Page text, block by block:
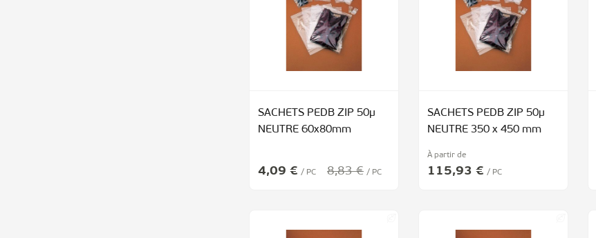
SACHETS PEDB ZIP 50µ
NEUTRE 60x80mm
Prix Spécial
4,09 € / PC 8,83 € / PC
SACHETS PEDB ZIP 50µ
NEUTRE 350 x 450 mm
À partir de
115,93 € / PC